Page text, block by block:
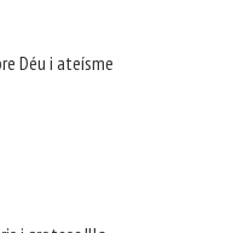
Déu i ateísme